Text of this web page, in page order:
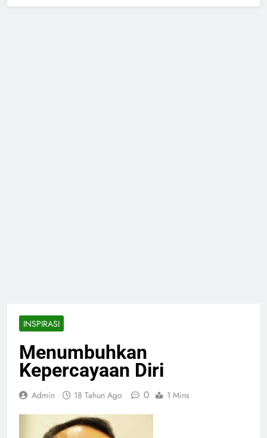
INSPIRASI
Menumbuhkan
Kepercayaan Diri
Admin 18 Tahun Ago 0 1 Mins